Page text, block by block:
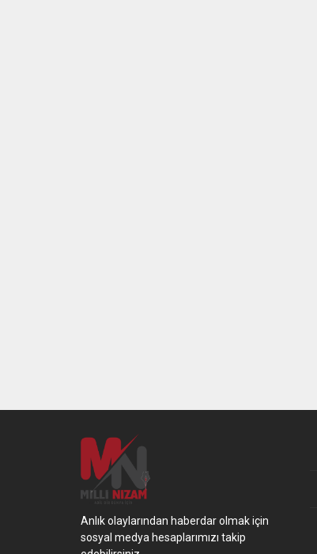
Anlık olaylarından haberdar olmak için
sosyal medya hesaplarımızı takip